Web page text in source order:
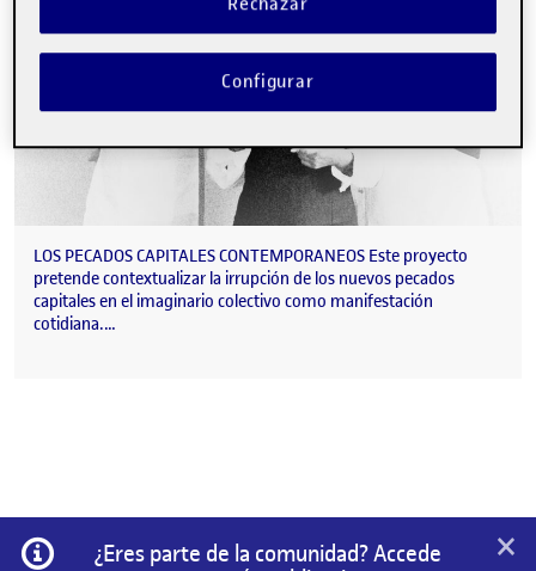
LOS PECADOS CAPITALES CONTEMPORANEOS Este proyecto
pretende contextualizar la irrupción de los nuevos pecados
capitales en el imaginario colectivo como manifestación
cotidiana.…
Información
¿Eres parte de la comunidad? Accede
×
Configurar